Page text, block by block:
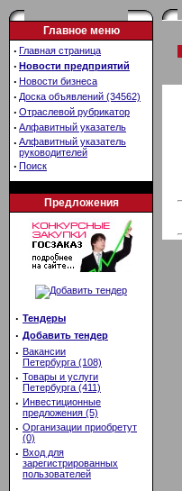
Главное меню
· Главная страница
· Новости предприятий
· Новости бизнеса
· Доска объявлений (34562)
· Отраслевой рубрикатор
· Алфавитный указатель
· Алфавитный указатель
руководителей
· Поиск
Предложения
· Тендеры
· Добавить тендер
· Вакансии
Петербурга (108)
· Товары и услуги
Петербурга (411)
· Инвестиционные
предложения (5)
· Организации приобретут
(0)
· Вход для
зарегистрированных
пользователей